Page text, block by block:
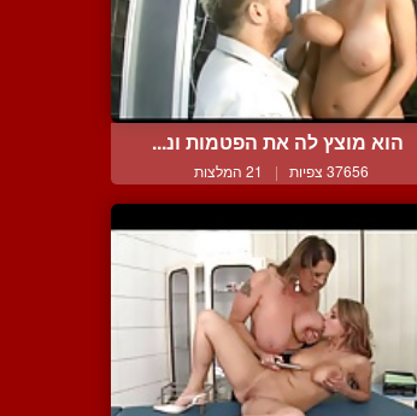
הוא מוצץ לה את הפטמות ונ...
37656 צפיות | 21 המלצות